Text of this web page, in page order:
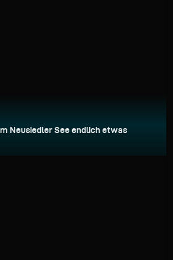
Neusiedler See endlich etwas